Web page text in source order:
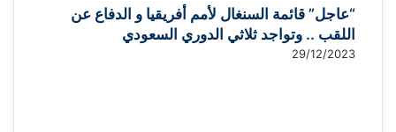
“عاجل” قائمة السنغال لأمم أفريقيا و الدفاع عن
اللقب .. وتواجد ثلاثي الدوري السعودي
29/12/2023